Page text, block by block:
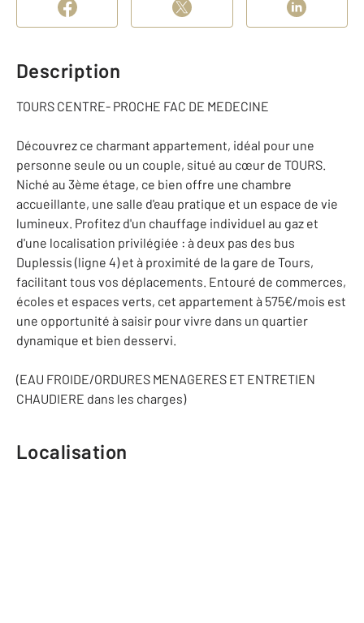
Description
TOURS CENTRE- PROCHE FAC DE MEDECINE
Découvrez ce charmant appartement, idéal pour une
personne seule ou un couple, situé au cœur de TOURS.
Niché au 3ème étage, ce bien offre une chambre
accueillante, une salle d'eau pratique et un espace de vie
lumineux. Profitez d'un chauffage individuel au gaz et
d'une localisation privilégiée : à deux pas des bus
Duplessis (ligne 4) et à proximité de la gare de Tours,
facilitant tous vos déplacements. Entouré de commerces,
écoles et espaces verts, cet appartement à 575€/mois est
une opportunité à saisir pour vivre dans un quartier
dynamique et bien desservi.
(EAU FROIDE/ORDURES MENAGERES ET ENTRETIEN
CHAUDIERE dans les charges)
Localisation